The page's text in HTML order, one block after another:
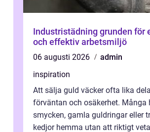
Industristädning grunden för en trygg
och effektiv arbetsmiljö
06 augusti 2026
admin
inspiration
Att sälja guld väcker ofta lika
förväntan och osäkerhet. Många
smycken, gamla guldringar eller
kedjor hemma utan att riktigt